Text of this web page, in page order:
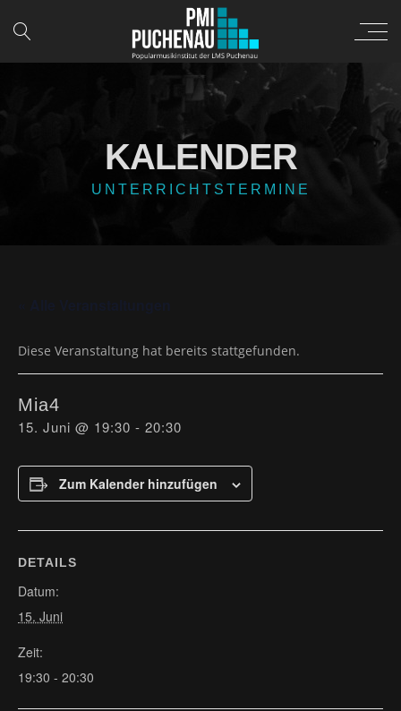
KALENDER
UNTERRICHTSTERMINE
Diese Veranstaltung hat bereits stattgefunden.
Mia4
15. Juni @ 19:30 - 20:30
Zum Kalender hinzufügen
DETAILS
Datum:
15. Juni
Zeit:
19:30 - 20:30